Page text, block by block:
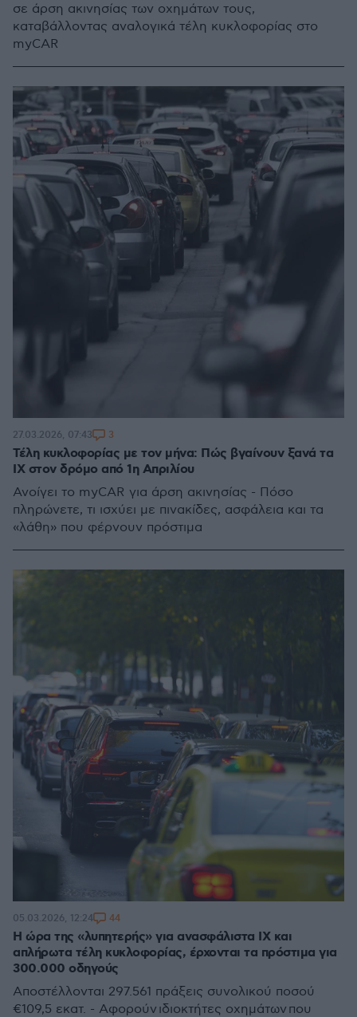
σε άρση ακινησίας των οχημάτων τους,
καταβάλλοντας αναλογικά τέλη κυκλοφορίας στο
myCAR
Τέλη κυκλοφορίας με τον μήνα: Πώς βγαίνουν ξανά τα
ΙΧ στον δρόμο από 1η Απριλίου
Ανοίγει το myCAR για άρση ακινησίας - Πόσο
πληρώνετε, τι ισχύει με πινακίδες, ασφάλεια και τα
«λάθη» που φέρνουν πρόστιμα
27.03.2026, 07:43 3
Η ώρα της «λυπητερής» για ανασφάλιστα ΙΧ και
απλήρωτα τέλη κυκλοφορίας, έρχονται τα πρόστιμα για
300.000 οδηγούς
Αποστέλλονται 297.561 πράξεις συνολικού ποσού
€109,5 εκατ. - Αφορούν ιδιοκτήτες οχημάτων που
05.03.2026, 12:24 44